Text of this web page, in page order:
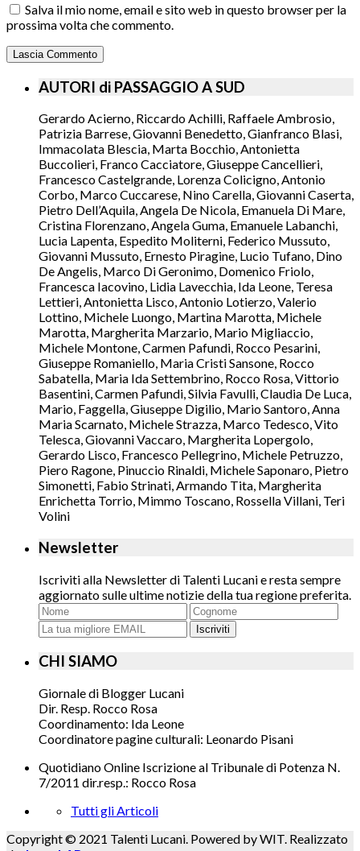
Salva il mio nome, email e sito web in questo browser per la
prossima volta che commento.
AUTORI di PASSAGGIO A SUD
Gerardo Acierno, Riccardo Achilli, Raffaele Ambrosio,
Patrizia Barrese, Giovanni Benedetto, Gianfranco Blasi,
Immacolata Blescia, Marta Bocchio, Antonietta
Buccolieri, Franco Cacciatore, Giuseppe Cancellieri,
Francesco Castelgrande, Lorenza Colicigno, Antonio
Corbo, Marco Cuccarese, Nino Carella, Giovanni Caserta,
Pietro Dell’Aquila, Angela De Nicola, Emanuela Di Mare,
Cristina Florenzano, Angela Guma, Emanuele Labanchi,
Lucia Lapenta, Espedito Moliterni, Federico Mussuto,
Giovanni Mussuto, Ernesto Piragine, Lucio Tufano, Dino
De Angelis, Marco Di Geronimo, Domenico Friolo,
Francesca Iacovino, Lidia Lavecchia, Ida Leone, Teresa
Lettieri, Antonietta Lisco, Antonio Lotierzo, Valerio
Lottino, Michele Luongo, Martina Marotta, Michele
Marotta, Margherita Marzario, Mario Migliaccio,
Michele Montone, Carmen Pafundi, Rocco Pesarini,
Giuseppe Romaniello, Maria Cristi Sansone, Rocco
Sabatella, Maria Ida Settembrino, Rocco Rosa, Vittorio
Basentini, Carmen Pafundi, Silvia Favulli, Claudia De Luca,
Mario, Faggella, Giuseppe Digilio, Mario Santoro, Anna
Maria Scarnato, Michele Strazza, Marco Tedesco, Vito
Telesca, Giovanni Vaccaro, Margherita Lopergolo,
Gerardo Lisco, Francesco Pellegrino, Michele Petruzzo,
Piero Ragone, Pinuccio Rinaldi, Michele Saponaro, Pietro
Simonetti, Fabio Strinati, Armando Tita, Margherita
Enrichetta Torrio, Mimmo Toscano, Rossella Villani, Teri
Volini
Newsletter
Iscriviti alla Newsletter di Talenti Lucani e resta sempre
aggiornato sulle ultime notizie della tua regione preferita.
Iscriviti
CHI SIAMO
Giornale di Blogger Lucani
Dir. Resp. Rocco Rosa
Coordinamento: Ida Leone
Coordinatore pagine culturali: Leonardo Pisani
Quotidiano Online Iscrizione al Tribunale di Potenza N.
7/2011 dir.resp.: Rocco Rosa
Tutti gli Articoli
Copyright © 2021 Talenti Lucani. Powered by WIT. Realizzato